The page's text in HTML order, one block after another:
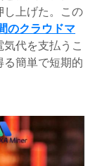
し上げた。この
のクラウドマ
代を支払うこ
る簡単で短期的